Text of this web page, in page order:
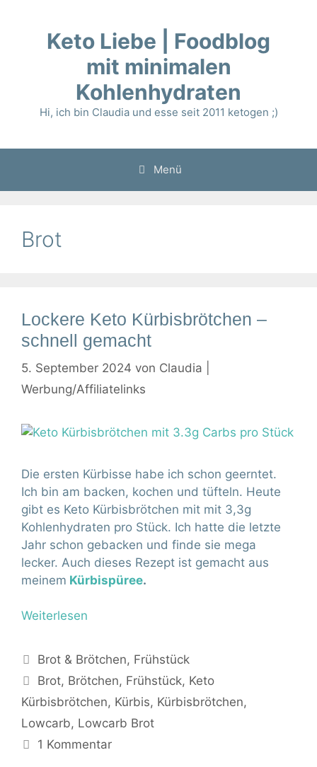
Keto Liebe | Foodblog
mit minimalen
Kohlenhydraten
Hi, ich bin Claudia und esse seit 2011 ketogen ;)
Menü
Brot
Lockere Keto Kürbisbrötchen –
schnell gemacht
5. September 2024 von Claudia |
Werbung/Affiliatelinks
Die ersten Kürbisse habe ich schon geerntet.
Ich bin am backen, kochen und tüfteln. Heute
gibt es Keto Kürbisbrötchen mit mit 3,3g
Kohlenhydraten pro Stück. Ich hatte die letzte
Jahr schon gebacken und finde sie mega
lecker. Auch dieses Rezept ist gemacht aus
meinem Kürbispüree.
Weiterlesen
Kategorien
Brot & Brötchen, Frühstück
Schlagwörter
Brot, Brötchen, Frühstück, Keto
Kürbisbrötchen, Kürbis, Kürbisbrötchen,
Lowcarb, Lowcarb Brot
1 Kommentar